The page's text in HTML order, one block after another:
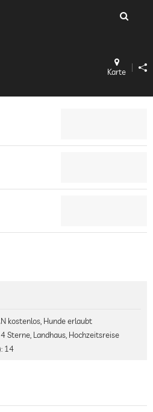
Karte
kostenlos, Hunde erlaubt
Sterne, Landhaus, Hochzeitsreise
14